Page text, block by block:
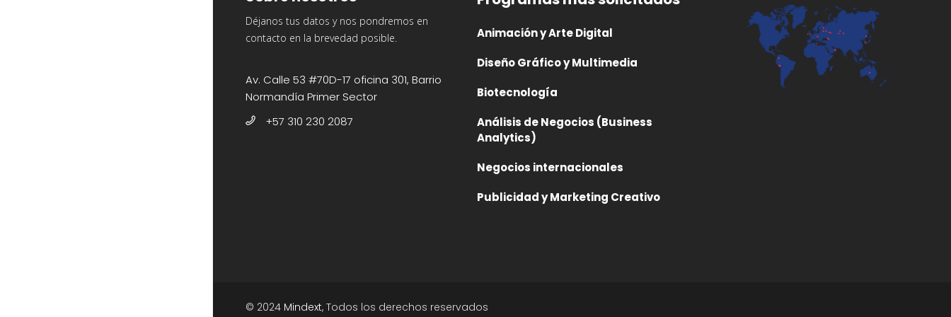
Déjanos tus datos y nos pondremos en
contacto en la brevedad posible.
Av. Calle 53 #70D-17 oficina 301, Barrio
Normandía Primer Sector
+57 310 230 2087
Animación y Arte Digital
Diseño Gráfico y Multimedia
Biotecnología
Análisis de Negocios (Business
Analytics)
Negocios internacionales
Publicidad y Marketing Creativo
© 2024 Mindext, Todos los derechos reservados